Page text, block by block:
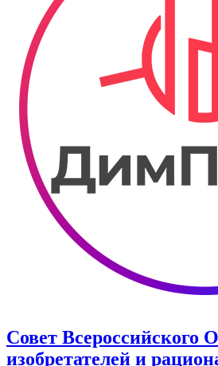
Совет Всероссийского
изобретателей и